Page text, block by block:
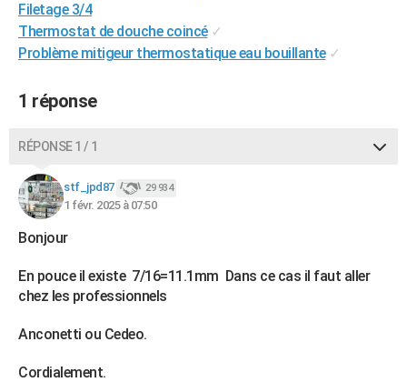
Filetage 3/4
Thermostat de douche coincé ✓
Problème mitigeur thermostatique eau bouillante ✓
1 réponse
RÉPONSE 1 / 1
stf_jpd87 29 934
1 févr. 2025 à 07:50
Bonjour
En pouce il existe 7/16=11.1mm Dans ce cas il faut aller
chez les professionnels
Anconetti ou Cedeo.
Cordialement.